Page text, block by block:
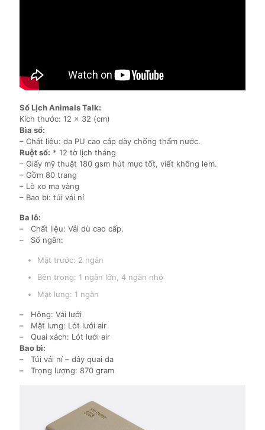
Sổ Lịch Animals Talk:
Kích thước: 12 x 32 (cm)
Bìa sổ:
– Chất liệu: da PU cao cấp dày chống thấm nước.
Ruột sổ: * 12 tờ lịch tháng
– Giấy mỹ thuật 180 gsm hút mực tốt, viết không lem.
– Gồm 80 trang
– Lò xo mạ vàng
– Bao bì: túi vải nỉ
Ba lô:
– Chất liệu: Vải dù cao cấp.
– Số ngăn:
Mặt trước: 2 ngăn
Bên trong: 1 ngăn lớn, 4 ngăn nhỏ
Mặt lưng: 1 ngăn
– Hông: Vải lưới
– Mặt lưng: Lót lưới air
– Quai xách: Lót lưới air
Bao bì:
– Túi vải nỉ – dây quai da
– Trọng lượng: 870 gram